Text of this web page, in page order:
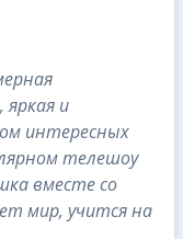
яркая и
интересных
телешоу
вместе со
мир, учится на